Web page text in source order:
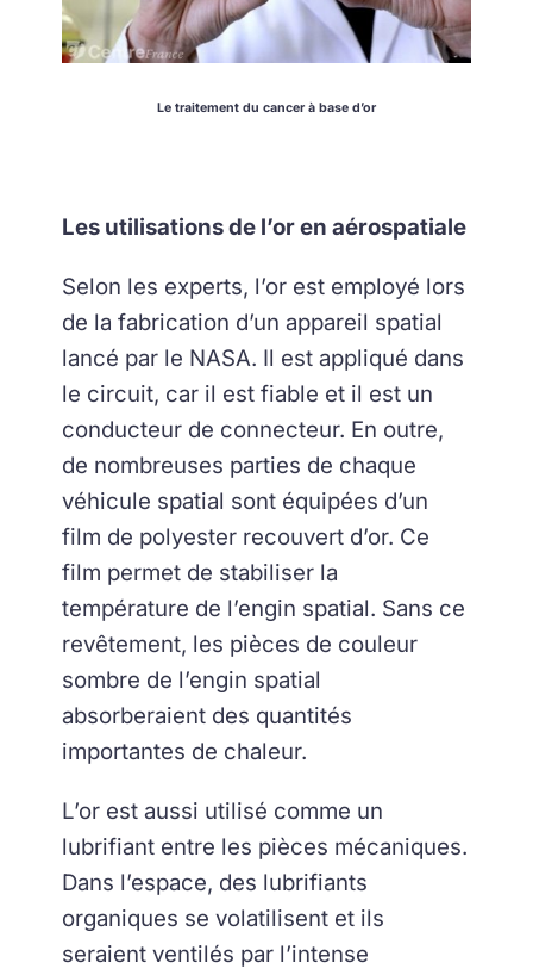
Le traitement du cancer à base d’or
Les utilisations de l’or en aérospatiale
Selon les experts, l’or est employé lors
de la fabrication d’un appareil spatial
lancé par le NASA. Il est appliqué dans
le circuit, car il est fiable et il est un
conducteur de connecteur. En outre,
de nombreuses parties de chaque
véhicule spatial sont équipées d’un
film de polyester recouvert d’or. Ce
film permet de stabiliser la
température de l’engin spatial. Sans ce
revêtement, les pièces de couleur
sombre de l’engin spatial
absorberaient des quantités
importantes de chaleur.
L’or est aussi utilisé comme un
lubrifiant entre les pièces mécaniques.
Dans l’espace, des lubrifiants
organiques se volatilisent et ils
seraient ventilés par l’intense